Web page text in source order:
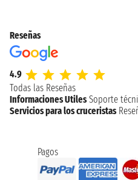
Reseñas
4.9
Todas las Reseñas
Informaciones Utiles Soporte
Servicios para los cruceristas
Pagos